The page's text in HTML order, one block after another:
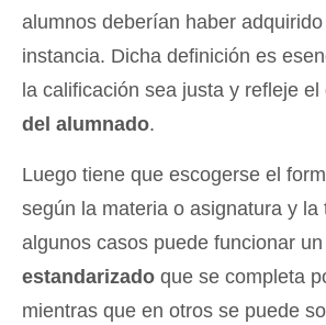
alumnos deberían haber
instancia. Dicha definición es
la calificación sea justa y refleje el
del alumnado.
Luego tiene que escogerse el
según la materia o asignatura y la
algunos casos puede funcionar un
estandarizado que se completa
mientras que en otros se puede